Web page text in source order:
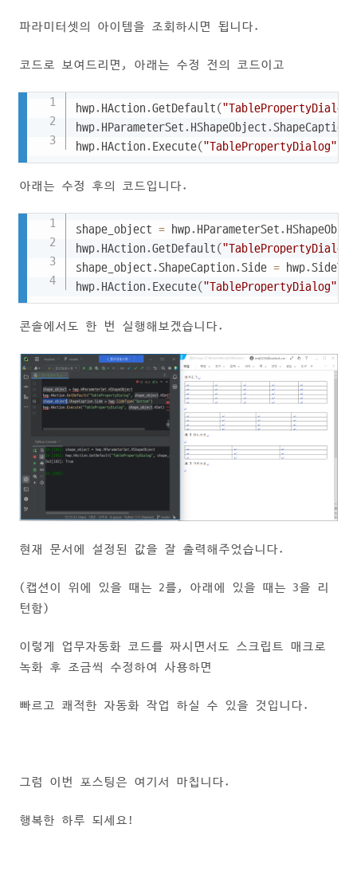
파라미터셋의 아이템을 조회하시면 됩니다.
코드로 보여드리면, 아래는 수정 전의 코드이고
hwp. HAction.GetDefault("TablePropertyDialog"
hwp. HParameterSet. HShapeObject.ShapeCaption
hwp. HAction. Execute("TablePropertyDialog"
Copy
아래는 수정 후의 코드입니다.
shape_object = hwp. HParameterSet.
hwp. HAction.GetDefault("TablePropertyDialog"
shape_object.ShapeCaption.Side = hwp.
hwp. HAction. Execute("TablePropertyDialog"
Copy
콘솔에서도 한 번 실행해보겠습니다.
현재 문서에 설정된 값을 잘 출력해주었습니다.
(캡션이 위에 있을 때는 2를, 아래에 있을 때는 3을 리
턴함)
이렇게 업무자동화 코드를 짜시면서도 스크립트 매크로
녹화 후 조금씩 수정하여 사용하면
빠르고 쾌적한 자동화 작업 하실 수 있을 것입니다.
그럼 이번 포스팅은 여기서 마칩니다.
행복한 하루 되세요!